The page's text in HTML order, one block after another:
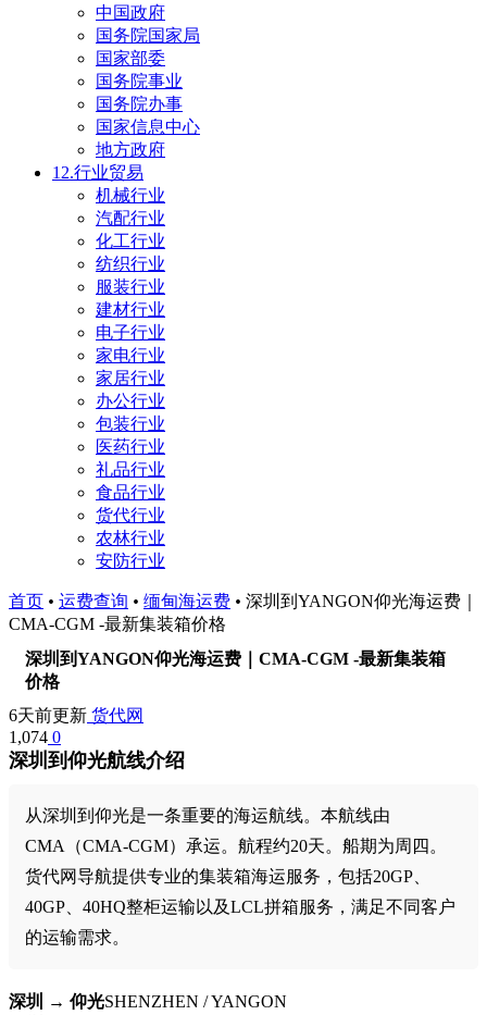
中国政府
国务院国家局
国家部委
国务院事业
国务院办事
国家信息中心
地方政府
12.行业贸易
机械行业
汽配行业
化工行业
纺织行业
服装行业
建材行业
电子行业
家电行业
家居行业
办公行业
包装行业
医药行业
礼品行业
食品行业
货代行业
农林行业
安防行业
首页 • 运费查询 • 缅甸海运费 • 深圳到YANGON仰光海运费｜
CMA-CGM -最新集装箱价格
深圳到YANGON仰光海运费｜CMA-CGM -最新集装箱
价格
6天前更新 货代网
1,074 0
深圳到仰光航线介绍
从深圳到仰光是一条重要的海运航线。本航线由
CMA（CMA-CGM）承运。航程约20天。船期为周四。
货代网导航提供专业的集装箱海运服务，包括20GP、
40GP、40HQ整柜运输以及LCL拼箱服务，满足不同客户
的运输需求。
深圳 → 仰光SHENZHEN / YANGON